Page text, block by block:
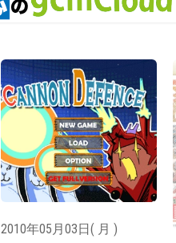
2010年05月03日( 月 )